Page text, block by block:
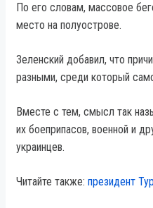
По его словам, массовое
место на полуострове.
Зеленский добавил, что
разными, среди который
Вместе с тем, смысл так
их боеприпасов, военной и
украинцев.
Читайте также: президент